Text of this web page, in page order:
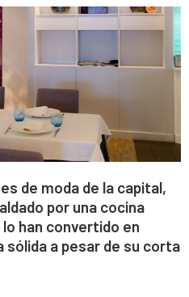
de moda de la capital,
por una cocina
han convertido en
a pesar de su corta